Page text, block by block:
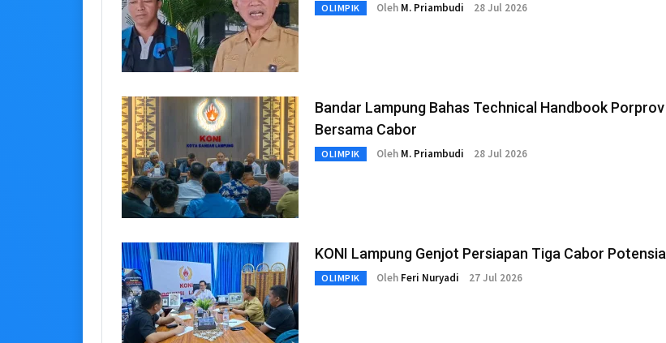
OLIMPIK Oleh M. Priambudi 28 Jul 2026
Bandar Lampung Bahas Technical Handbook Porprov
Bersama Cabor
OLIMPIK Oleh M. Priambudi 28 Jul 2026
KONI Lampung Genjot Persiapan Tiga Cabor Potensial
OLIMPIK Oleh Feri Nuryadi 27 Jul 2026